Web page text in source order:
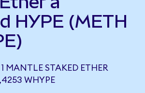
HYPE (METH
MANTLE STAKED ETHER
WHYPE